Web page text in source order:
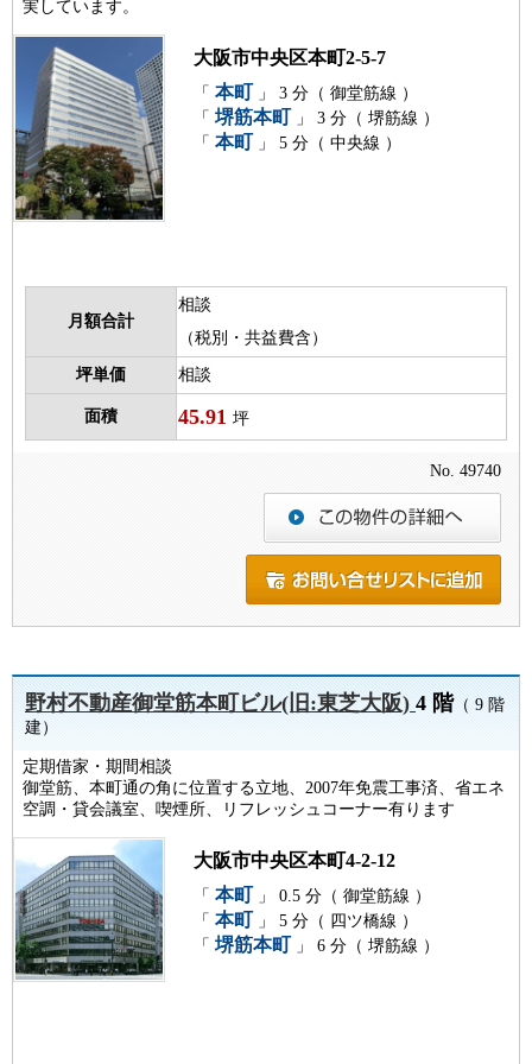
実しています。
大阪市中央区本町2-5-7
「 本町 」 3 分（ 御堂筋線 ）
「 堺筋本町 」 3 分（ 堺筋線 ）
「 本町 」 5 分（ 中央線 ）
月額合計
相談
（税別・共益費含）
坪単価 相談
面積 45.91 坪
No. 49740
野村不動産御堂筋本町ビル(旧:東芝大阪)4 階（ 9 階
建）
定期借家・期間相談
御堂筋、本町通の角に位置する立地、2007年免震工事済、省エネ
空調・貸会議室、喫煙所、リフレッシュコーナー有ります
大阪市中央区本町4-2-12
「 本町 」 0.5 分（ 御堂筋線 ）
「 本町 」 5 分（ 四ツ橋線 ）
「 堺筋本町 」 6 分（ 堺筋線 ）